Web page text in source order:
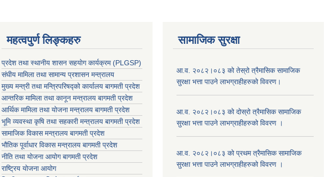
महत्वपुर्ण लिङ्कहरु
प्रदेश तथा स्थानीय शासन सहयाेग कार्यक्रम (PLGSP)
संघीय मामिला तथा सामान्य प्रशासन मन्त्रालय
मुख्य मन्त्री तथा मन्त्रिपरिषद्को कार्यालय बागमती प्रदेश
आन्तरिक मामिला तथा कानून मन्त्रालय बागमती प्रदेश
आर्थिक मामिला तथा योजना मन्त्रालय बागमती प्रदेश
भूमि व्यवस्था कृषि तथा सहकारी मन्त्रालय बागमती प्रदेश
सामाजिक विकास मन्त्रालय बागमती प्रदेश
भौतिक पूर्वाधार विकास मन्त्रालय बागमती प्रदेश
नीति तथा योजना आयोग बागमती प्रदेश
राष्ट्रिय योजना आयोग
सामाजिक सुरक्षा
आ.व. २०८२।०८३ को तेस्रो त्रैमासिक सामाजिक
सुरक्षा भत्ता पाउने लाभग्राहीहरुको विवरण।
आ.व. २०८२।०८३ को दोस्रो त्रैमासिक सामाजिक
सुरक्षा भत्ता पाउने लाभग्राहीहरुको विवरण ।
आ.व. २०८२।०८३ को प्रथम त्रैमासिक सामाजिक
सुरक्षा भत्ता पाउने लाभग्राहीहरुको विवरण ।